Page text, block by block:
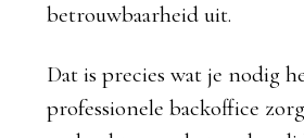
betrouwbaarheid uit.
Dat is precies wat je nodig
professionele backoffice